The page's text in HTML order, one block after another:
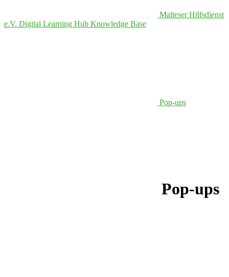
Malteser Hilfsdienst
e.V. Digital Learning Hub Knowledge Base
Pop-ups
Pop-ups